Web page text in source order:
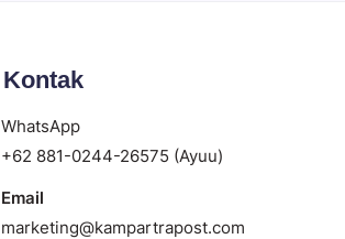
Kontak
WhatsApp
+62 881-0244-26575 (Ayuu)
Email
marketing@kampartrapost.com